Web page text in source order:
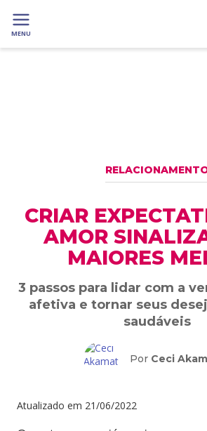
MENU
CRIAR
AMOR
MAIORES
3 passos para lidar com a
afetiva e tornar seus
saudáveis
Por Ceci
Atualizado em 21/06/2022